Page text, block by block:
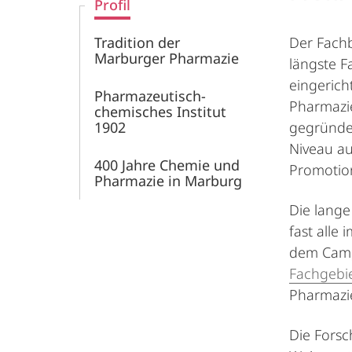
Profil
Tradition der
Marburger Pharmazie
Pharmazeutisch-
chemisches Institut
1902
400 Jahre Chemie und
Pharmazie in Marburg
Der
längste
Niveau
Die
fast alle
dem
Die